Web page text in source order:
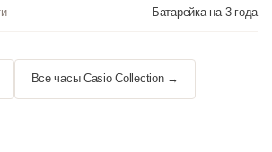
Батарейка на 3 года
Все часы Casio Collection →